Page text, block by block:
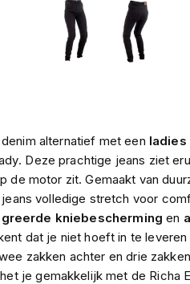
alternatief met een ladies
Deze prachtige jeans ziet
de motor zit. Gemaakt van
volledige stretch voor
kniebescherming en
dat je niet hoeft in te
zakken achter en drie
je gemakkelijk met de Richa